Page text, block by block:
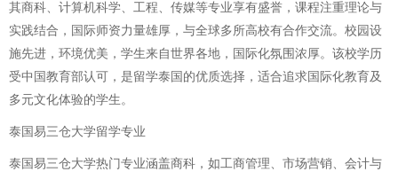
其商科、计算机科学、工程、传媒等专业享有盛誉，课程注重理论与
实践结合，国际师资力量雄厚，与全球多所高校有合作交流。校园设
施先进，环境优美，学生来自世界各地，国际化氛围浓厚。该校学历
受中国教育部认可，是留学泰国的优质选择，适合追求国际化教育及
多元文化体验的学生。
泰国易三仓大学留学专业
泰国易三仓大学热门专业涵盖商科，如工商管理、市场营销、会计与